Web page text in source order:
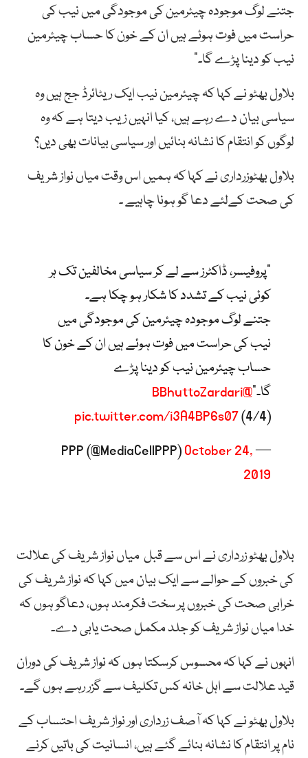
جتنے لوگ موجودہ چیئرمین کی موجودگی میں نیب کی
حراست میں فوت ہوئے ہیں ان کے خون کا حساب چیئرمین
نیب کو دینا پڑے گا۔”
بلاول بھٹو نے کہا کہ چیئرمین نیب ایک ریٹائرڈ جج ہیں وہ
سیاسی بیان دے رہے ہیں، کیا انہیں زیب دیتا ہے کہ وہ
لوگوں کو انتقام کا نشانہ بنائیں اور سیاسی بیانات بھی دیں؟
بلاول بھٹوزرداری نے کہا کہ ہمیں اس وقت میاں نواز شریف
کی صحت کےلئے دعا گو ہونا چاہیے ۔
"پروفیسر، ڈاکٹرز سے لے کر سیاسی مخالفین تک ہر
کوئی نیب کے تشدد کا شکار ہو چکا ہے۔
جتنے لوگ موجودہ چیئرمین کی موجودگی میں
نیب کی حراست میں فوت ہوئے ہیں ان کے خون کا
حساب چیئرمین نیب کو دینا پڑے
گا۔"@BBhuttoZardari
(4/4)
pic.twitter.com/i3A4BP6s07
— PPP (@MediaCellPPP)
October 24,
2019
بلاول بھٹو زرداری نے اس سے قبل میاں نواز شریف کی علالت
کی خبروں کے حوالے سے ایک بیان میں کہا کہ نواز شریف کی
خرابی صحت کی خبروں پر سخت فکرمند ہوں، دعاگو ہوں کہ
خدا میاں نواز شریف کو جلد مکمل صحت یابی دے۔
انہوں نے کہا کہ محسوس کرسکتا ہوں کہ نواز شریف کی دوران
قید علالت سے اہل خانہ کس تکلیف سے گزر رہے ہوں گے۔
بلاول بھٹو نے کہا کہ آصف زرداری اور نواز شریف احتساب کے
نام پر انتقام کا نشانہ بنائے گئے ہیں، انسانیت کی باتیں کرنے